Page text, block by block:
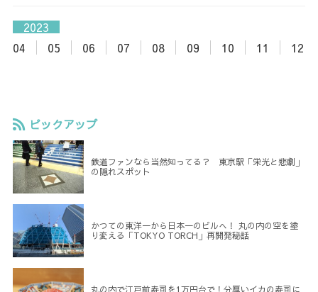
2023
04
05 06 07 08 09 10 11 12
ピックアップ
鉄道ファンなら当然知ってる？ 東京駅「栄光と悲劇」
の隠れスポット
かつての東洋一から日本一のビルへ！ 丸の内の空を塗
り変える「TOKYO TORCH」再開発秘話
丸の内で江戸前寿司を1万円台で！分厚いイカの寿司に